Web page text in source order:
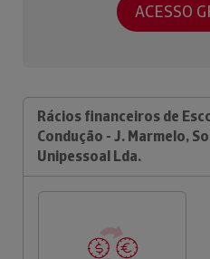
ACESSO
Rácios financeiros de
Condução - J. Marmelo,
Unipessoal Lda.